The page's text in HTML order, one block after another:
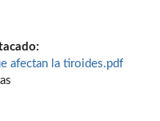
afectan la tiroides.pdf